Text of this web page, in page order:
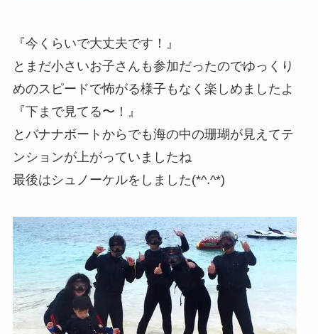
『今くらいで大丈夫です！』
とまだ小さいお子さんも参加だったのでゆっくり
めのスピードで怖がる様子もなく楽しめましたよ
『下まで見てる〜！』
とバナナボートからでも海の中の珊瑚が見えてテ
ンションが上がっていましたね
最後はシュノーケルをしました(*^.^*)